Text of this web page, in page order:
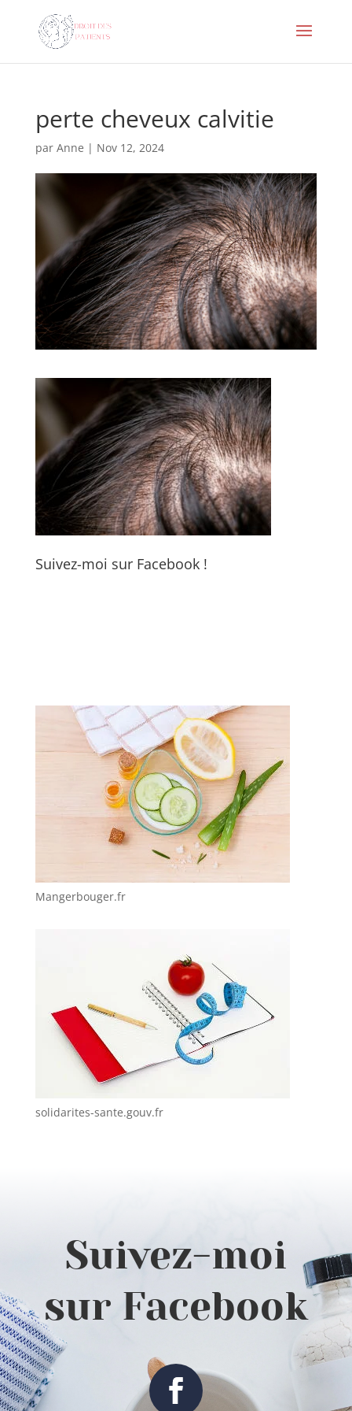
perte cheveux calvitie
par Anne | Nov 12, 2024
Suivez-moi sur Facebook !
Mangerbouger.fr
solidarites-sante.gouv.fr
Suivez-moi
sur Facebook